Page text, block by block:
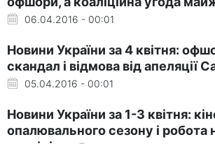
06.04.2016 - 00:01
Новини України за 4 квітня:
скандал і відмова від апеляції
05.04.2016 - 00:01
Новини України за 1-3 квітня:
опалювального сезону і робота